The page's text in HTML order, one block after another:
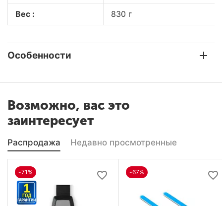
Вес : 830 г
Особенности
Возможно, вас это
заинтересует
Распродажа Недавно просмотренные
-71% -67%